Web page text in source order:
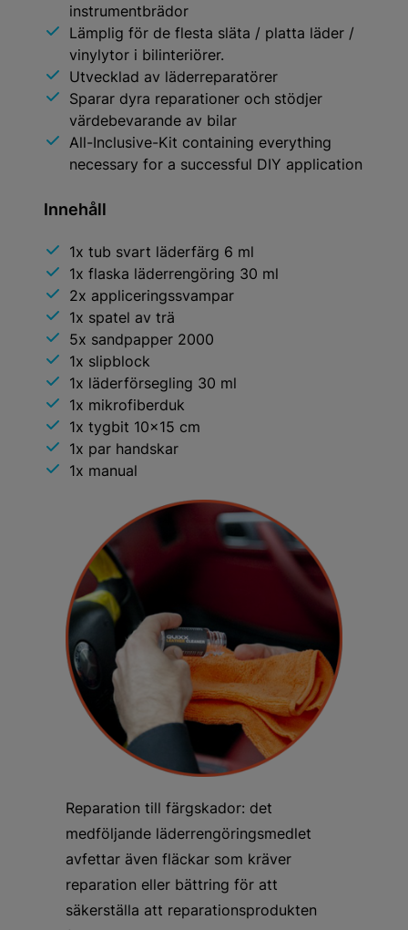
instrumentbrädor
Lämplig för de flesta släta / platta läder /
vinylytor i bilinteriörer.
Utvecklad av läderreparatörer
Sparar dyra reparationer och stödjer
värdebevarande av bilar
All-Inclusive-Kit containing everything
necessary for a successful DIY application
Innehåll
1x tub svart läderfärg 6 ml
1x flaska läderrengöring 30 ml
2x appliceringssvampar
1x spatel av trä
5x sandpapper 2000
1x slipblock
1x läderförsegling 30 ml
1x mikrofiberduk
1x tygbit 10x15 cm
1x par handskar
1x manual
Reparation till färgskador: det
medföljande läderrengöringsmedlet
avfettar även fläckar som kräver
reparation eller bättring för att
säkerställa att reparationsprodukten